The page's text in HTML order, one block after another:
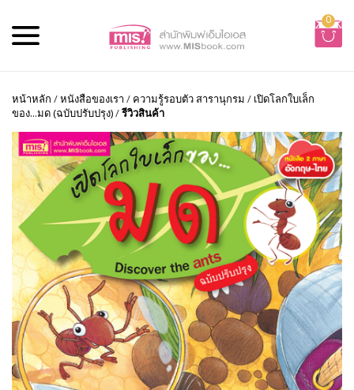
0
หน้าหลัก /หนังสือของเรา / ความรู้รอบตัว สารานุกรม / เปิดโลกใบเล็ก
ของ...มด (ฉบับปรับปรุง)/รีวิวสินค้า